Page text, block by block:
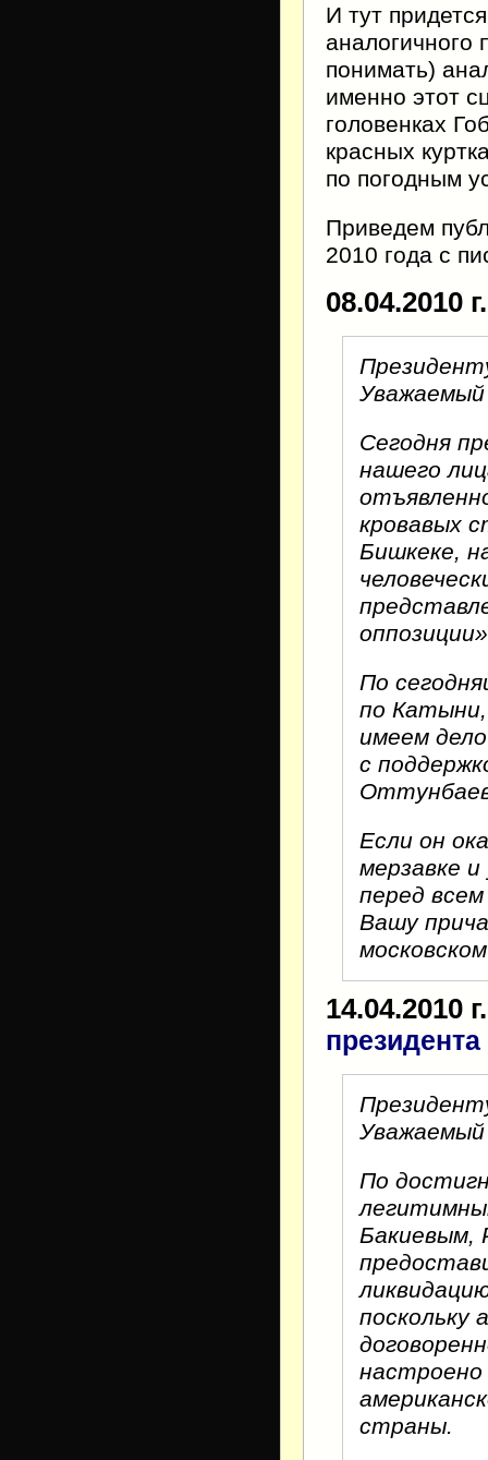
И тут
аналогичного
понимать)
именно этот
головенках
красных
по погодным
Приведем
2010 года с
08.04.2010 г.
Сегодня
нашего
кровавых
Бишкеке,
По
по Катыни,
имеем
с
Если он
мерзавке
перед
Вашу
14.04.2010 г.
По
Бакиевым,
поскольку
настроено
страны.